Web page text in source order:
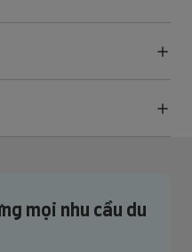
mọi nhu cầu du